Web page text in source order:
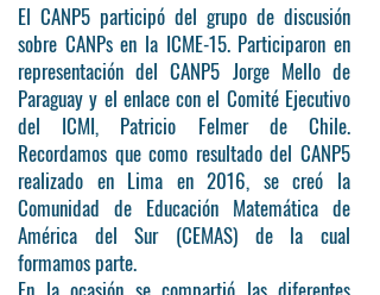
El CANP5 participó del grupo de discusión
sobre CANPs en la ICME-15. Participaron en
representación del CANP5 Jorge Mello de
Paraguay y el enlace con el Comité Ejecutivo
del ICMI, Patricio Felmer de Chile.
Recordamos que como resultado del CANP5
realizado en Lima en 2016, se creó la
Comunidad de Educación Matemática de
América del Sur (CEMAS) de la cual
formamos parte.